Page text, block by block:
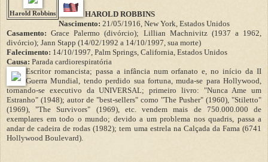
Harold Robbins
HAROLD ROBBINS
Nascimento: 21/05/1916, New York, Estados Unidos
Casamento: Grace Palermo (divórcio); Lillian Machnivitz (1937 a 1962,
divórcio); Jann Stapp (14/02/1992 a 14/10/1997, sua morte)
Falecimento: 14/10/1997, Palm Springs, California, Estados Unidos
Causa: Parada cardiorespiratória
Escritor romancista; passa a infância num orfanato e, no início da II
Guerra Mundial, tendo perdido sua fortuna, muda-se para Hollywood,
tornando-se executivo da UNIVERSAL; primeiro livro: "Nunca Ame um
Estranho" (1948); autor de "best-sellers" como "The Pusher" (1960), "Stiletto"
(1969), "The Survivors" (1969), etc. vendem mais de 750.000.000 de
exemplares em todo o mundo; devido a um problema nos quadris, passa a
andar de cadeira de rodas (1982); tem uma estrela na Calçada da Fama (6741
Hollywood Boulevard).